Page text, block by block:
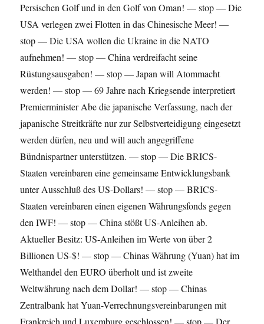
Persischen Golf und in den Golf von Oman! — stop — Die
USA verlegen zwei Flotten in das Chinesische Meer! —
stop — Die USA wollen die Ukraine in die NATO
aufnehmen! — stop — China verdreifacht seine
Rüstungsausgaben! — stop — Japan will Atommacht
werden! — stop — 69 Jahre nach Kriegsende interpretiert
Premier­minister Abe die japanische Verfassung, nach der
japanische Streitkräfte nur zur Selbstverteidigung eingesetzt
werden dürfen, neu und will auch angegriffene
Bündnispartner unterstützen. — stop — Die BRICS-
Staaten vereinbaren eine gemeinsame Entwicklungs­bank
unter Ausschluß des US-Dollars! — stop — BRICS-
Staaten vereinbaren einen eigenen Wäh­rungsfonds gegen
den IWF! — stop — China stößt US-Anleihen ab.
Aktueller Besitz: US-Anleihen im Werte von über 2
Billionen US-$! — stop — Chinas Währung (Yuan) hat im
Welthandel den EURO überholt und ist zweite
Weltwährung nach dem Dollar! — stop — Chinas
Zentralbank hat Yuan-Verrechnungsvereinbarungen mit
Frankreich und Luxemburg geschlossen! — stop — Der